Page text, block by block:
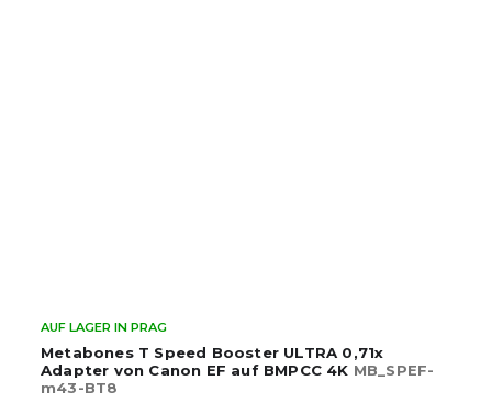
Metabones T Speed Booster ULTRA 0,71x
Adapter von Canon EF auf BMPCC 4K MB_SPEF-
m43-BT8
AUF LAGER IN PRAG